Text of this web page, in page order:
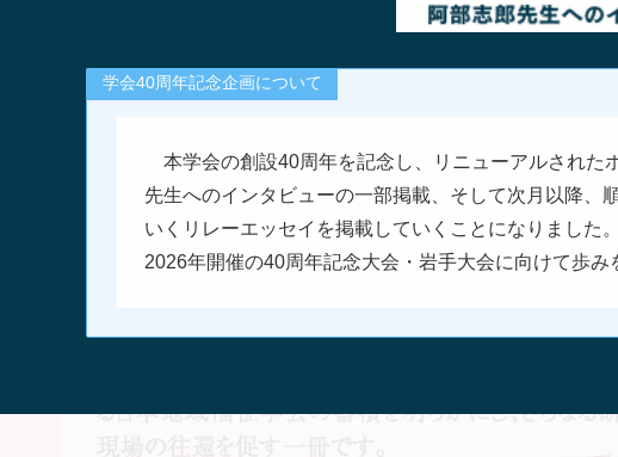
学会40周年記念企画について
本学会の創設40周年を記念し、リニューアルされた
先生へのインタビューの一部掲載、そして次月以降、
いくリレーエッセイを掲載していくことになりました
2026年開催の40周年記念大会・岩手大会に向けて歩